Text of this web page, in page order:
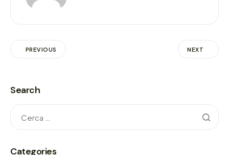
PREVIOUS NEXT
Search
Categories